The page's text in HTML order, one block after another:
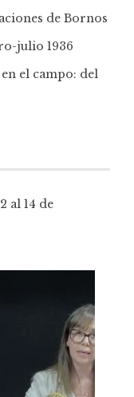
de Bornos
julio 1936
el campo: del
al 14 de